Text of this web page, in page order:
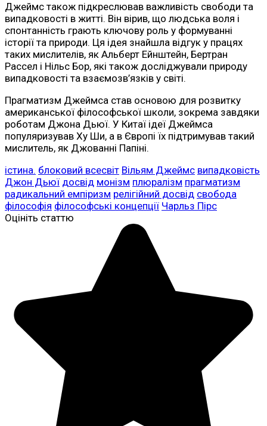
Джеймс також підкреслював важливість свободи та
випадковості в житті. Він вірив, що людська воля і
спонтанність грають ключову роль у формуванні
історії та природи. Ця ідея знайшла відгук у працях
таких мислителів, як Альберт Ейнштейн, Бертран
Рассел і Нільс Бор, які також досліджували природу
випадковості та взаємозв’язків у світі.
Прагматизм Джеймса став основою для розвитку
американської філософської школи, зокрема завдяки
роботам Джона Дьюї. У Китаї ідеї Джеймса
популяризував Ху Ши, а в Європі їх підтримував такий
мислитель, як Джованні Папіні.
істина. блоковий всесвіт Вільям Джеймс випадковість
Джон Дьюї досвід монізм плюралізм прагматизм
радикальний емпіризм релігійний досвід свобода
філософія філософські концепції Чарльз Пірс
Оцініть статтю